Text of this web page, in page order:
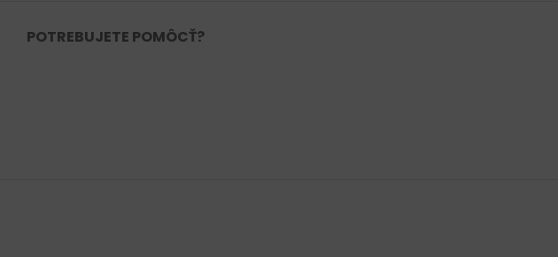
POTREBUJETE POMÔCŤ?